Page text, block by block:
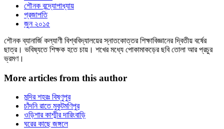
শৌনক বন্দ্যোপাধ্যায়
প্রজাপতি
জুন ২০১৫
শৌনক ব্যানার্জি কল্যাণী বিশ্ববিদ্যালয়ের স্নাতকোত্তর শিক্ষাবিজ্ঞানের দ্বিতীয় বর্ষের
ছাত্র। ভবিষ্যতে শিক্ষক হতে চায়। শখের মধ্যে পোকামাকড়ের ছবি তোলা আর প্রচুর
ভ্রমণ।
More articles from this author
মন্দির শহরঃ বিষ্ণুপুর
চাঁদনি রাতে মুকুটমণিপুর
ওড়িশার কাশ্মীর দারিংবাড়ি
ঘরের কাছে জঙ্গলে